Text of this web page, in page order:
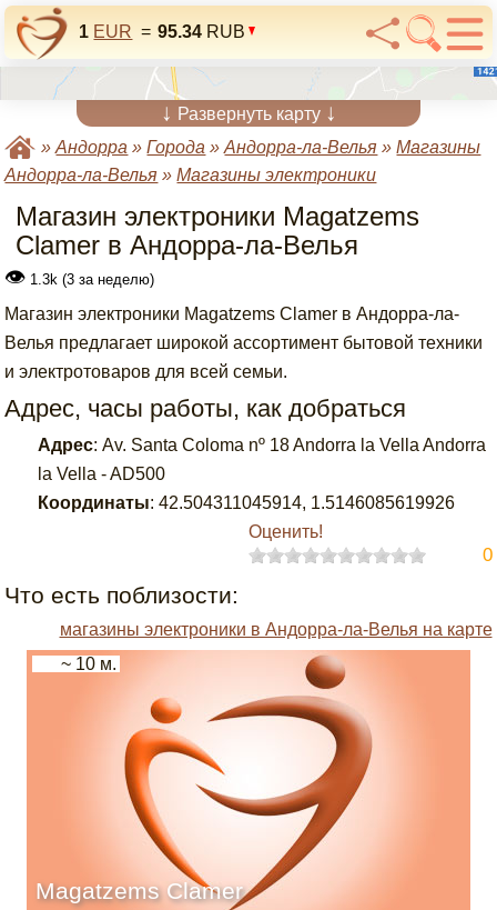
1 EUR = 95.34 RUB
↓ Развернуть карту ↓
»Андорра »Города »Андорра-ла-Велья »Магазины
Андорра-ла-Велья »Магазины электроники
Магазин электроники Magatzems
Clamer в Андорра-ла-Велья
👁 1.3k (3 за неделю)
Магазин электроники Magatzems Clamer в Андорра-ла-
Велья предлагает широкой ассортимент бытовой техники
и электротоваров для всей семьи.
Адрес, часы работы, как добраться
Адрес:Av. Santa Coloma nº 18 Andorra la Vella Andorra
la Vella - AD500
Координаты: 42.504311045914, 1.5146085619926
Оценить!
0
Что есть поблизости:
магазины электроники в Андорра-ла-Велья на карте
Magatzems Clamer
~ 10 м.